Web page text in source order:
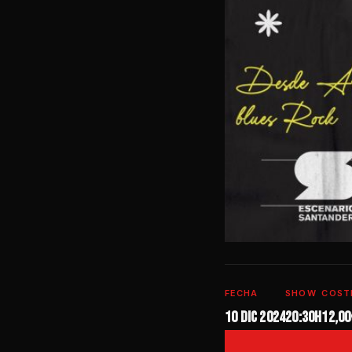
FECHA
10 dic 2024
SHOW
20:30h